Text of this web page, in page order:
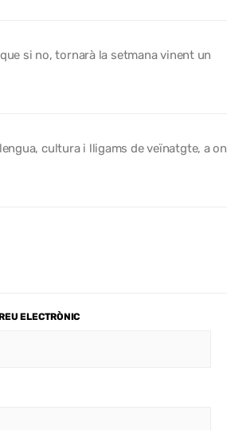
si no, tornarà la setmana vinent un
cultura i lligams de veïnatgte, a on
ELECTRÒNIC